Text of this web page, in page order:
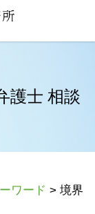
護士 相談
ワード > 境界